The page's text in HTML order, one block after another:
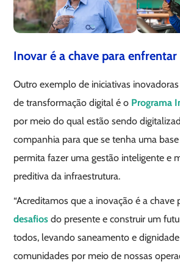
Inovar é a chave para enfrentar
Outro exemplo de iniciativas
de transformação digital é o Programa
por meio do qual estão sendo
companhia para que se tenha uma
permita fazer uma gestão inteligente e
preditiva da infraestrutura.
“Acreditamos que a inovação é a chave
desafios do presente e construir um
todos, levando saneamento e
comunidades por meio de nossas